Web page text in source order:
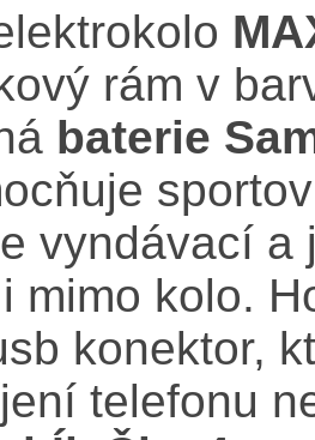
rám v
baterie
vyndávací
mimo kolo.
konektor,
telefonu